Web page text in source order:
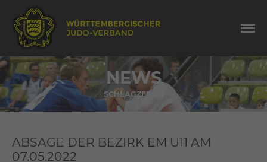
NEWS
SCHLAGZEILEN
ABSAGE DER BEZIRK EM U11 AM
07.05.2022